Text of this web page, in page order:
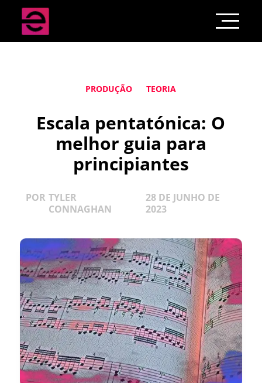
PRODUÇÃO TEORIA
Escala pentatónica: O
melhor guia para
principiantes
POR TYLER
CONNAGHAN
28 DE JUNHO DE
2023